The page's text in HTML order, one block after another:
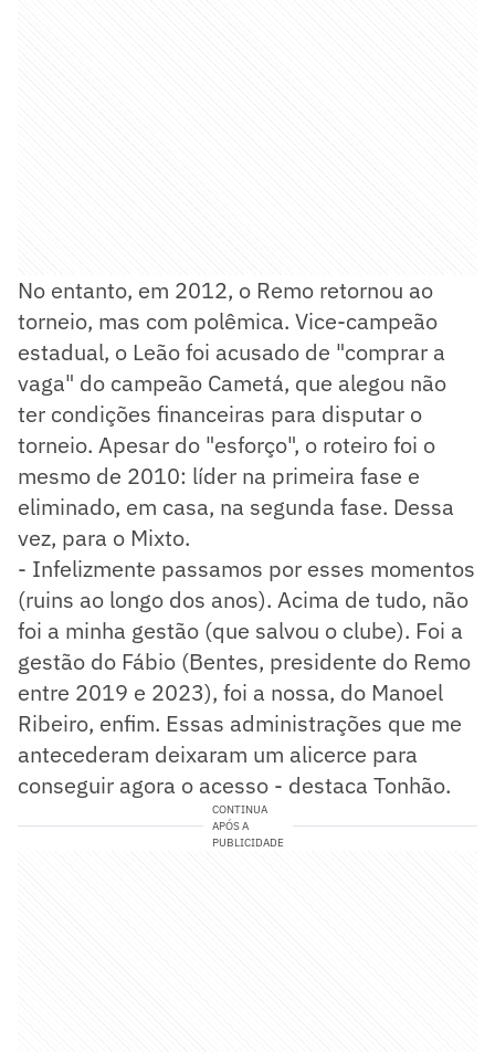
No entanto, em 2012, o Remo retornou ao
torneio, mas com polêmica. Vice-campeão
estadual, o Leão foi acusado de "comprar a
vaga" do campeão Cametá, que alegou não
ter condições financeiras para disputar o
torneio. Apesar do "esforço", o roteiro foi o
mesmo de 2010: líder na primeira fase e
eliminado, em casa, na segunda fase. Dessa
vez, para o Mixto.
- Infelizmente passamos por esses momentos
(ruins ao longo dos anos). Acima de tudo, não
foi a minha gestão (que salvou o clube). Foi a
gestão do Fábio (Bentes, presidente do Remo
entre 2019 e 2023), foi a nossa, do Manoel
Ribeiro, enfim. Essas administrações que me
antecederam deixaram um alicerce para
conseguir agora o acesso - destaca Tonhão.
CONTINUA
APÓS A
PUBLICIDADE